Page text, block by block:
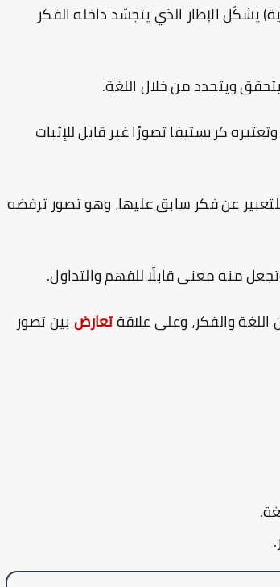
يشكّل الإطار الذي يتجسّد داخله الفكر
ويتحدد من خلال اللغة.
كريستيفا تصورًا غير قابل للإثبات
عن فكر سابق عليها، وهو تصور ترفضه
منه معنى قابلًا للفهم والتداول.
اللغة والفكر، وعلى علاقةتعارض بين تصور